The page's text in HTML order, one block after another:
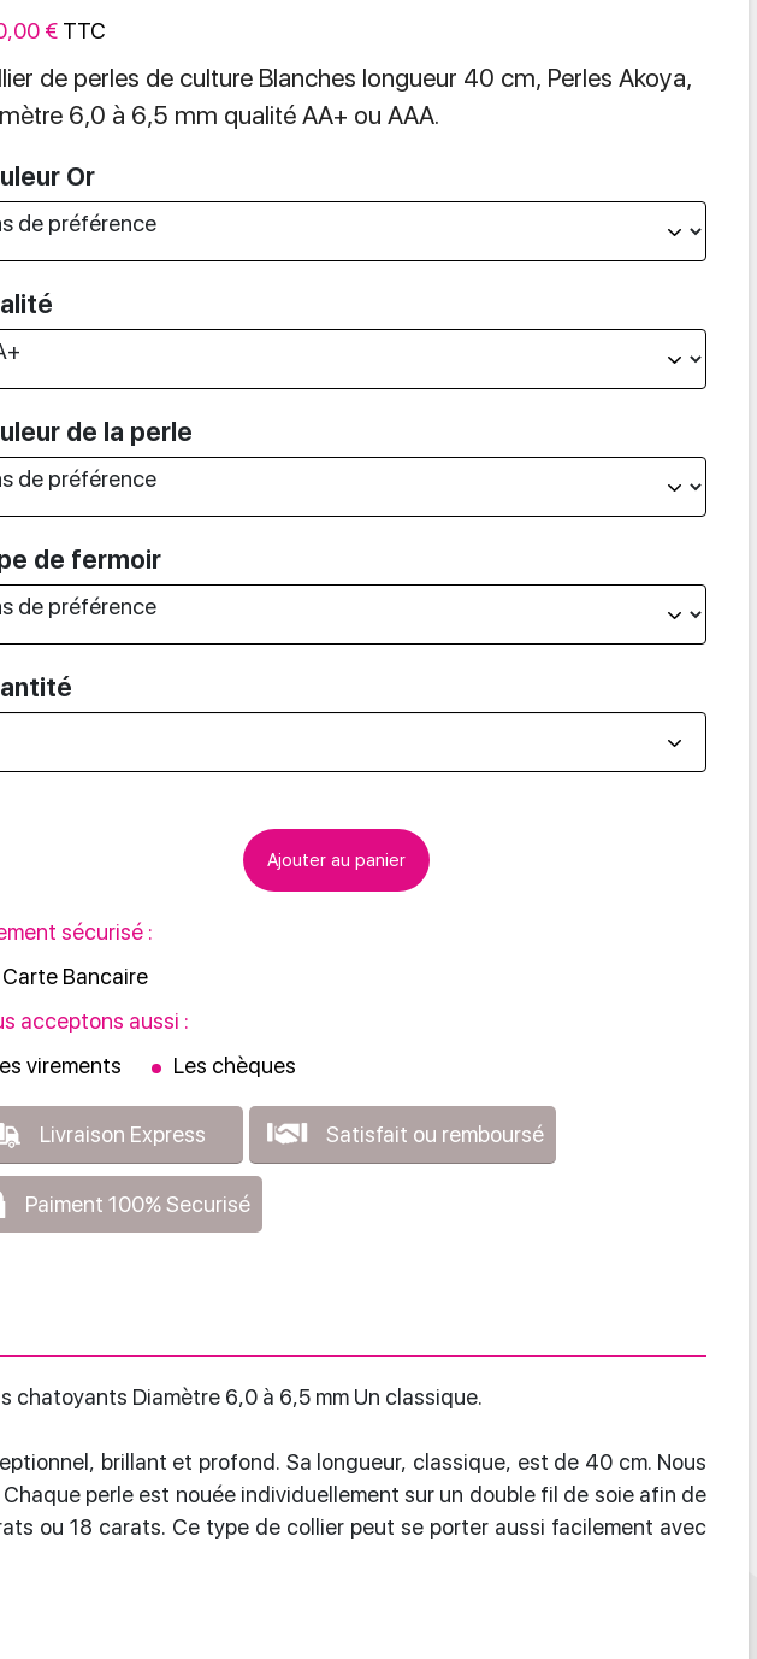
€ TTC
de perles de culture Blanches longueur 40 cm, Perles Akoya,
6,0 à 6,5 mm qualité AA+ ou AAA.
Or
de la perle
de fermoir
Ajouter au panier
sécurisé :
Carte Bancaire
acceptons aussi :
virements
Les chèques
Livraison Express Satisfait ou remboursé
Paiment 100% Securisé
chatoyants Diamètre 6,0 à 6,5 mm Un classique.
brillant et profond. Sa longueur, classique, est de 40 cm. Nous
perle est nouée individuellement sur un double fil de soie afin de
ou 18 carats. Ce type de collier peut se porter aussi facilement avec